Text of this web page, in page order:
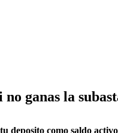
no ganas la
deposito como saldo